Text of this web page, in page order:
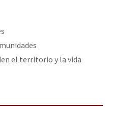
el territorio y la vida